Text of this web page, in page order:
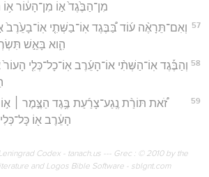
מִן־הַבֶּ֙גֶד֙ א֣וֹ מִן־הָע֔וֹר
57
וְאִם־תֵּרָאֶ֨ה ע֜וֹד בַּ֠בֶּגֶד אֽוֹ־בַשְּׁתִ֤י אֽוֹ־בָעֵ֙רֶב֙
הִ֑וא בָּאֵ֣שׁ
58 וְהַבֶּ֡גֶד אֽוֹ־הַשְּׁתִ֨י אוֹ־הָעֵ֜רֶב אֽוֹ־כָל־כְּלִ֤י
59
זֹ֠את תּוֹרַ֨ת נֶֽגַע־צָרַ֜עַת בֶּ֥גֶד הַצֶּ֣מֶר ׀
הָעֵ֔רֶב א֖וֹ
Codex - tanach.us --- Grec : © 2010 by the
and Logos Bible Software - sblgnt.com